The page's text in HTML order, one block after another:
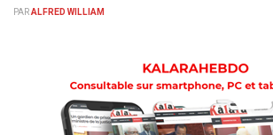
PARALFRED WILLIAM